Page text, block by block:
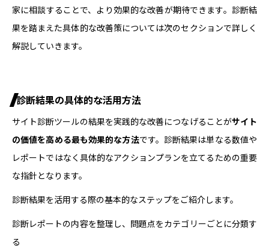
家に相談することで、より効果的な改善が期待できます。診断結
果を踏まえた具体的な改善策については次のセクションで詳しく
解説していきます。
診断結果の具体的な活用方法
サイト診断ツールの結果を実践的な改善につなげることがサイト
の価値を高める最も効果的な方法です。診断結果は単なる数値や
レポートではなく具体的なアクションプランを立てるための重要
な指針となります。
診断結果を活用する際の基本的なステップをご紹介します。
診断レポートの内容を整理し、問題点をカテゴリーごとに分類す
る